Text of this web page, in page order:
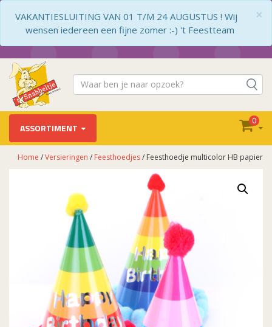
×
VAKANTIESLUITING VAN 01 T/M 24 AUGUSTUS ! Wij
wensen iedereen een fijne zomer :-) 't Feestteam
ASSORTIMENT
0
Home /Versieringen / Feesthoedjes/ Feesthoedje multicolor HB papier